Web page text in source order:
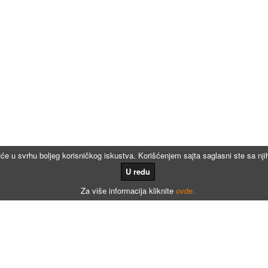
u svrhu boljeg korisničkog iskustva. Korišćenjem sajta saglasni ste sa
U redu
Za više informacija kliknite ovde.
Kalkulatori